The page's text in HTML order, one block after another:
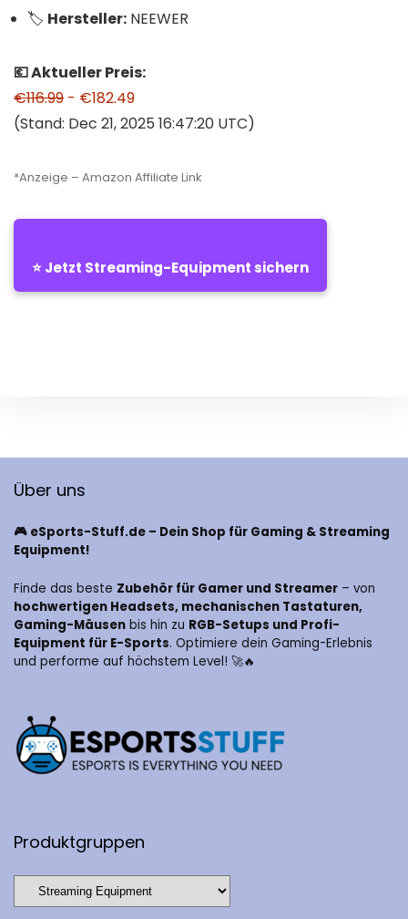
🏷️ Hersteller: NEEWER
💶 Aktueller Preis:
€116.99 - €182.49
(Stand: Dec 21, 2025 16:47:20 UTC)
*Anzeige – Amazon Affiliate Link
⭐ Jetzt Streaming-Equipment sichern
Über uns
🎮 eSports-Stuff.de – Dein Shop für Gaming & Streaming
Equipment!
Finde das beste Zubehör für Gamer und Streamer – von
hochwertigen Headsets, mechanischen Tastaturen,
Gaming-Mäusen bis hin zu RGB-Setups und Profi-
Equipment für E-Sports. Optimiere dein Gaming-Erlebnis
und performe auf höchstem Level! 🚀🔥
Produktgruppen